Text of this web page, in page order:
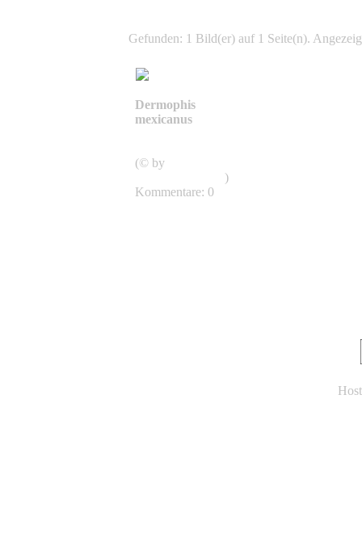
Gefunden: 1 Bild(er) auf 1 Seite(n).
Dermophis
mexicanus
(© by
)
Kommentare: 0